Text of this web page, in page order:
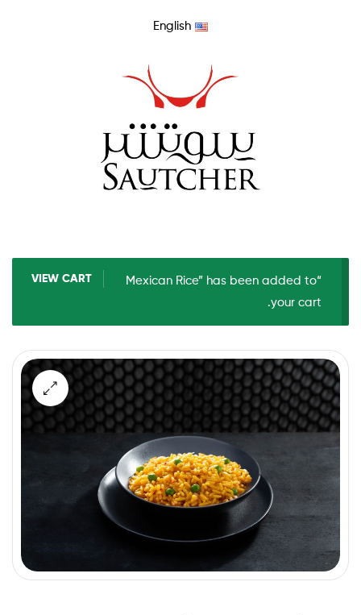
English
VIEW CART
“Mexican Rice” has been added to
your cart.